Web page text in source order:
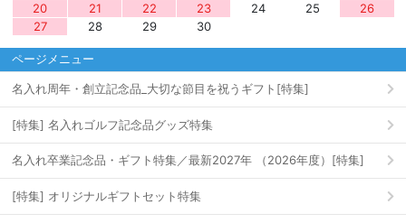
20
21 22 23 24 25
26
27
28 29 30
ページメニュー
名入れ周年・創立記念品_大切な節目を祝うギフト[特集]
[特集] 名入れゴルフ記念品グッズ特集
名入れ卒業記念品・ギフト特集／最新2027年 （2026年度）[特集]
[特集] オリジナルギフトセット特集